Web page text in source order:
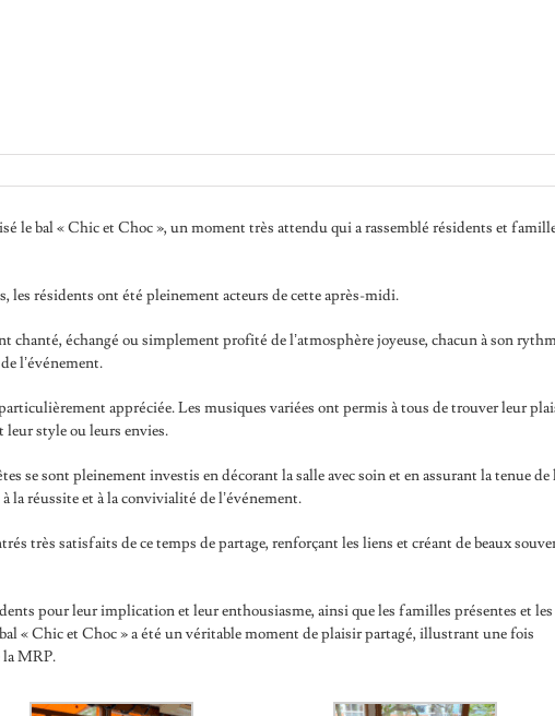
le bal « Chic et Choc », un moment très attendu qui a rassemblé résidents et
les résidents ont été pleinement acteurs de cette après-midi.
chanté, échangé ou simplement profité de l’atmosphère joyeuse, chacun à son
l’événement.
appréciée. Les musiques variées ont permis à tous de trouver leur
style ou leurs envies.
se sont pleinement investis en décorant la salle avec soin et en assurant la tenue de
réussite et à la convivialité de l’événement.
très satisfaits de ce temps de partage, renforçant les liens et créant de beaux
pour leur implication et leur enthousiasme, ainsi que les familles présentes et les
« Chic et Choc » a été un véritable moment de plaisir partagé, illustrant une fois
la MRP.